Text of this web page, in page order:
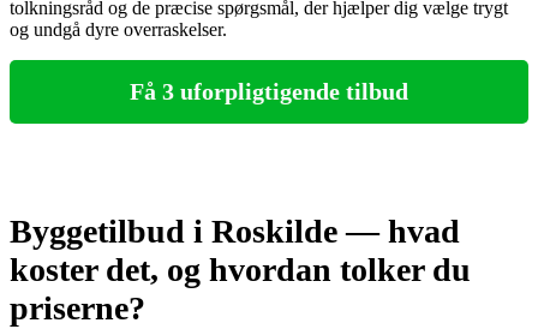
tolkningsråd og de præcise spørgsmål, der hjælper dig vælge trygt
og undgå dyre overraskelser.
Få 3 uforpligtigende tilbud
Byggetilbud i Roskilde — hvad
koster det, og hvordan tolker du
priserne?